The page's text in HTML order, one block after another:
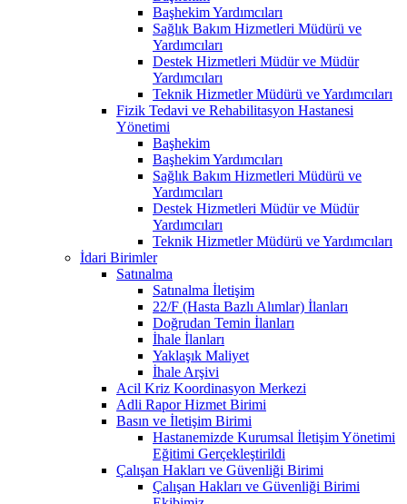
Başhekim Yardımcıları
Sağlık Bakım Hizmetleri Müdürü ve
Yardımcıları
Destek Hizmetleri Müdür ve Müdür
Yardımcıları
Teknik Hizmetler Müdürü ve Yardımcıları
Fizik Tedavi ve Rehabilitasyon Hastanesi
Yönetimi
Başhekim
Başhekim Yardımcıları
Sağlık Bakım Hizmetleri Müdürü ve
Yardımcıları
Destek Hizmetleri Müdür ve Müdür
Yardımcıları
Teknik Hizmetler Müdürü ve Yardımcıları
İdari Birimler
Satınalma
Satınalma İletişim
22/F (Hasta Bazlı Alımlar) İlanları
Doğrudan Temin İlanları
İhale İlanları
Yaklaşık Maliyet
İhale Arşivi
Acil Kriz Koordinasyon Merkezi
Adli Rapor Hizmet Birimi
Basın ve İletişim Birimi
Hastanemizde Kurumsal İletişim Yönetimi
Eğitimi Gerçekleştirildi
Çalışan Hakları ve Güvenliği Birimi
Çalışan Hakları ve Güvenliği Birimi